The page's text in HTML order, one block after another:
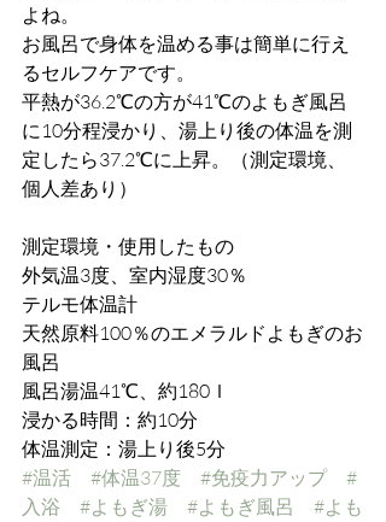
よね。
お風呂で身体を温める事は簡単に行え
るセルフケアです。
平熱が36.2℃の方が41℃のよもぎ風呂
に10分程浸かり、湯上り後の体温を測
定したら37.2℃に上昇。（測定環境、
個人差あり）
測定環境・使用したもの
外気温3度、室内湿度30％
テルモ体温計
天然原料100％のエメラルドよもぎのお
風呂
風呂湯温41℃、約180ｌ
浸かる時間：約10分
体温測定：湯上り後5分
#温活
#体温37度 #免疫力アップ
#
入浴
#よもぎ湯 #よもぎ風呂
#よも